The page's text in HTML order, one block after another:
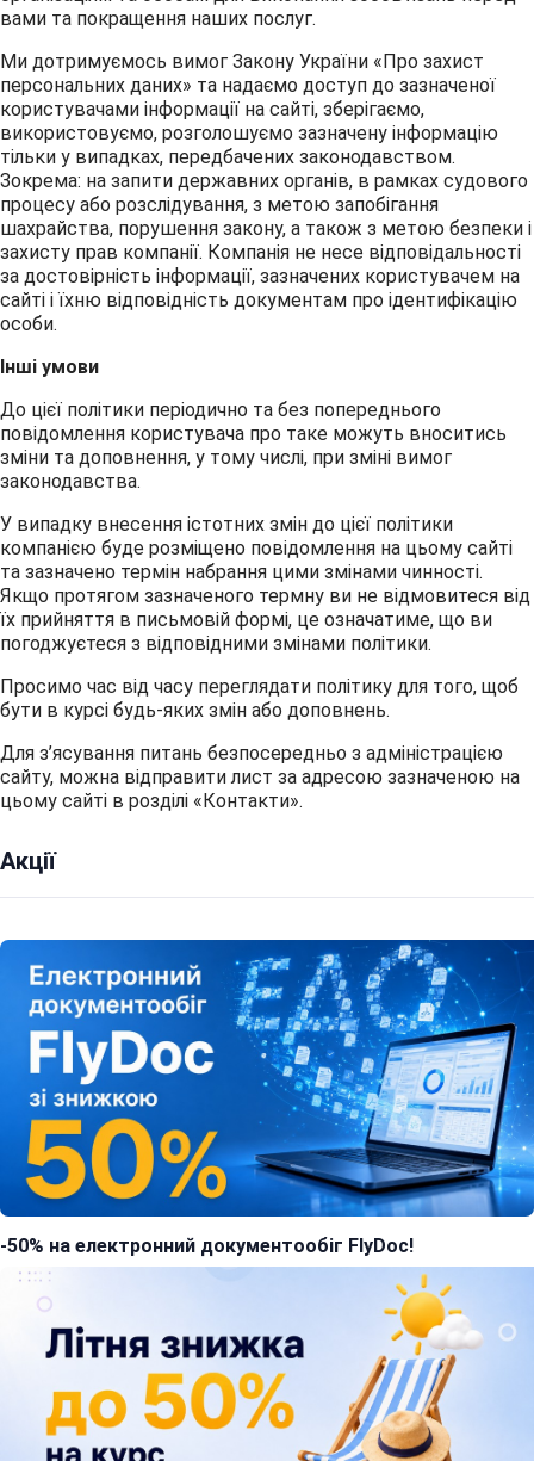
вами та покращення наших послуг.
Ми дотримуємось вимог Закону України «Про захист
персональних даних» та надаємо доступ до зазначеної
користувачами інформації на сайті, зберігаємо,
використовуємо, розголошуємо зазначену інформацію
тільки у випадках, передбачених законодавством.
Зокрема: на запити державних органів, в рамках судового
процесу або розслідування, з метою запобігання
шахрайства, порушення закону, а також з метою безпеки і
захисту прав компанії. Компанія не несе відповідальності
за достовірність інформації, зазначених користувачем на
сайті і їхню відповідність документам про ідентифікацію
особи.
Інші умови
До цієї політики періодично та без попереднього
повідомлення користувача про таке можуть вноситись
зміни та доповнення, у тому числі, при зміні вимог
законодавства.
У випадку внесення істотних змін до цієї політики
компанією буде розміщено повідомлення на цьому сайті
та зазначено термін набрання цими змінами чинності.
Якщо протягом зазначеного термну ви не відмовитеся від
їх прийняття в письмовій формі, це означатиме, що ви
погоджуєтеся з відповідними змінами політики.
Просимо час від часу переглядати політику для того, щоб
бути в курсі будь-яких змін або доповнень.
Для з’ясування питань безпосередньо з адміністрацією
сайту, можна відправити лист за адресою зазначеною на
цьому сайті в розділі «Контакти».
Акції
-50% на електронний документообіг FlyDoc!